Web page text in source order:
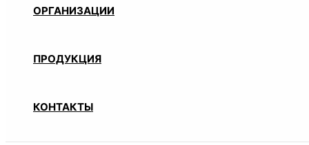
ОРГАНИЗАЦИИ
ПРОДУКЦИЯ
КОНТАКТЫ